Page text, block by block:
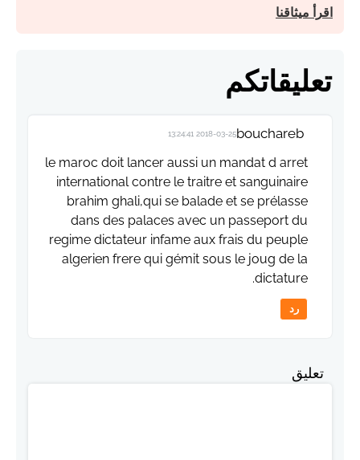
اقرأ ميثاقنا
تعليقاتكم
bouchareb
2018-03-25 13:24:41
le maroc doit lancer aussi un mandat d arret
international contre le traitre et sanguinaire
brahim ghali,qui se balade et se prélasse
dans des palaces avec un passeport du
regime dictateur infame aux frais du peuple
algerien frere qui gémit sous le joug de la
dictature.
رد
تعليق